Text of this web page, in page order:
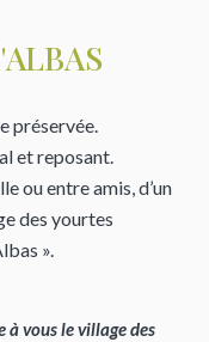
préservée.
et reposant.
ou entre amis, d’un
des yourtes
».
à vous le village des